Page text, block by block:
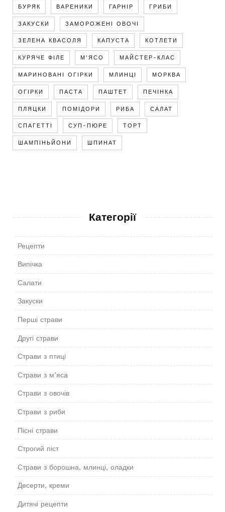
БУРЯК ВАРЕНИКИ ГАРНІР ГРИБИ
ЗАКУСКИ ЗАМОРОЖЕНІ ОВОЧІ
ЗЕЛЕНА КВАСОЛЯ КАПУСТА КОТЛЕТИ
КУРЯЧЕ ФІЛЕ М'ЯСО МАЙСТЕР-КЛАС
МАРИНОВАНІ ОГІРКИ МЛИНЦІ МОРКВА
ОГІРКИ ПАСТА ПАШТЕТ ПЕЧІНКА
ПЛЯЦКИ ПОМІДОРИ РИБА САЛАТ
СПАГЕТТІ СУП-ПЮРЕ ТОРТ
ШАМПІНЬЙОНИ ШПИНАТ
Категорії
Рецепти
Випічка
Салати
Закуски
Перші страви
Другі страви
Страви з птиці
Страви з м’яса
Страви з овочів
Страви з риби
Пісні страви
Строгий піст
Страви з борошна, млинці, оладки
Десерти, креми
Дитячі рецепти